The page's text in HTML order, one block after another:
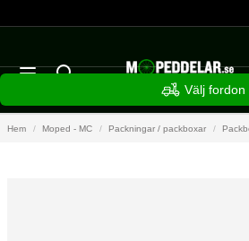
Välj fordon
Hem Moped - MC Packningar / packboxar